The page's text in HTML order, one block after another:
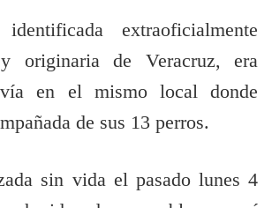
extraoficialmente
originaria de Veracruz, era
en el mismo local donde
de sus 13 perros.
sin vida el pasado lunes 4